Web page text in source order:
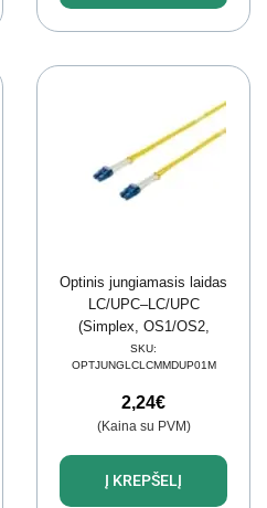
Optinis jungiamasis laidas
LC/UPC–LC/UPC
(Simplex, OS1/OS2,
LSZH, SM, 1m/3mm)
SKU:
OPTJUNGLCLCMMDUP01M
2,24€
(Kaina su PVM)
Į KREPŠELĮ